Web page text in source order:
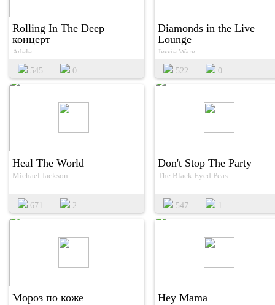
Rolling In The Deep
концерт
Adele
545 0
Diamonds in the Live
Lounge
Jessie Ware
522 0
Heal The World
Michael Jackson
671 2
Don't Stop The Party
The Black Eyed Peas
547 1
Мороз по коже Hey Mama